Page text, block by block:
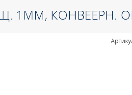
1ММ, КОНВЕЕРН.